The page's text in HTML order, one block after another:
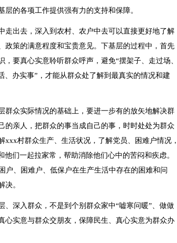
的各项工作提供强有力的支持和保障。
走出去，深入到农村、农户中去可以直接更好地了解
策的满意程度和宝贵意见。下基层的过程中，首先
要真心实意聆听群众呼声，避免“摆架子、走过场、
办实事”，才能从群众处了解到最真实的情况和建
群众实际情况的基础上，要进一步有的放矢地解决群
亲人，把群众的事当成自己的事，时时处处为群众
村群众生产、生活状况，了解党员、困难户情况，
们一起拉家常，帮助消除他们心中的苦闷和疾虑。
户、困难户、低保户在生产生活中存在的困难和问
决。
深入群众，不是到个别群众家中“嘘寒问暖”、做做
实意与群众交朋友，保障民生、真心实意为群众办